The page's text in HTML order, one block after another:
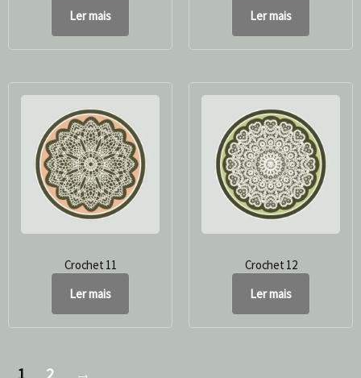
Ler mais
Ler mais
Crochet 11
Ler mais
Crochet 12
Ler mais